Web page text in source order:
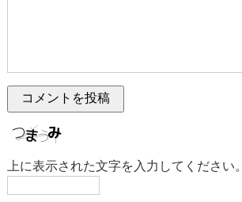
上に表示された文字を入力してください。